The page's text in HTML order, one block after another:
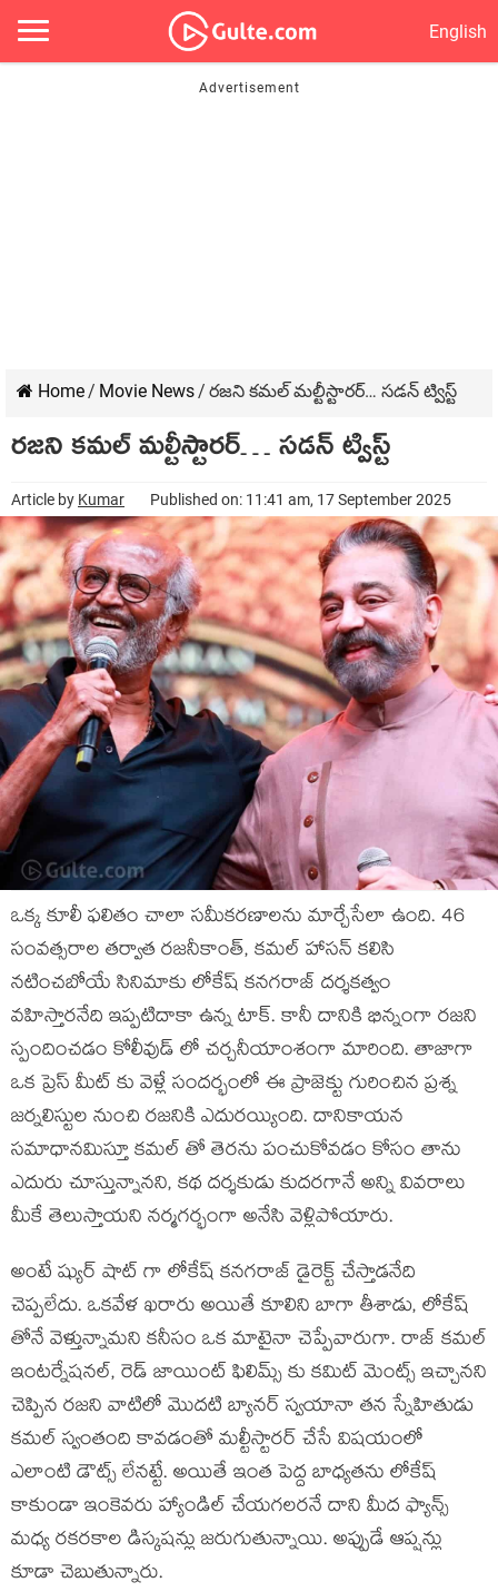
English
Home/ Movie News/ రజని కమల్ మల్టీస్టారర్… సడన్ ట్విస్ట్
రజని కమల్ మల్టీస్టారర్… సడన్ ట్విస్ట్
Article by Kumar Published on: 11:41 am, 17 September 2025
ఒక్క కూలీ ఫలితం చాలా సమీకరణాలను మార్చేసేలా ఉంది. 46
సంవత్సరాల తర్వాత రజనీకాంత్, కమల్ హాసన్ కలిసి
నటించబోయే సినిమాకు లోకేష్ కనగరాజ్ దర్శకత్వం
వహిస్తారనేది ఇప్పటిదాకా ఉన్న టాక్. కానీ దానికి భిన్నంగా రజని
స్పందించడం కోలీవుడ్ లో చర్చనీయాంశంగా మారింది. తాజాగా
ఒక ప్రెస్ మీట్ కు వెళ్లే సందర్భంలో ఈ ప్రాజెక్టు గురించిన ప్రశ్న
జర్నలిస్టుల నుంచి రజనికి ఎదురయ్యింది. దానికాయన
సమాధానమిస్తూ కమల్ తో తెరను పంచుకోవడం కోసం తాను
ఎదురు చూస్తున్నానని, కథ దర్శకుడు కుదరగానే అన్ని వివరాలు
మీకే తెలుస్తాయని నర్మగర్భంగా అనేసి వెళ్లిపోయారు.
అంటే ష్యుర్ షాట్ గా లోకేష్ కనగరాజ్ డైరెక్ట్ చేస్తాడనేది
చెప్పలేదు. ఒకవేళ ఖరారు అయితే కూలిని బాగా తీశాడు, లోకేష్
తోనే వెళ్తున్నామని కనీసం ఒక మాటైనా చెప్పేవారుగా. రాజ్ కమల్
ఇంటర్నేషనల్, రెడ్ జాయింట్ ఫిలిమ్స్ కు కమిట్ మెంట్స్ ఇచ్చానని
చెప్పిన రజని వాటిలో మొదటి బ్యానర్ స్వయానా తన స్నేహితుడు
కమల్ స్వంతంది కావడంతో మల్టీస్టారర్ చేసే విషయంలో
ఎలాంటి డౌట్స్ లేనట్టే. అయితే ఇంత పెద్ద బాధ్యతను లోకేష్
కాకుండా ఇంకెవరు హ్యాండిల్ చేయగలరనే దాని మీద ఫ్యాన్స్
మధ్య రకరకాల డిస్కషన్లు జరుగుతున్నాయి. అప్పుడే ఆప్షన్లు
కూడా చెబుతున్నారు.